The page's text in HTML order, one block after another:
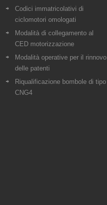
Codici immatricolativi di
ciclomotori omologati
Modalità di collegamento al
CED motorizzazione
Modalità operative per il rinnovo
delle patenti
Riqualificazione bombole di tipo
CNG4